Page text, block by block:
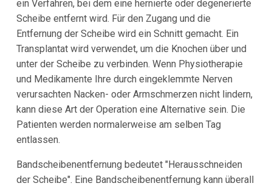
ein Verfahren, bei dem eine hernierte oder degenerierte
Scheibe entfernt wird. Für den Zugang und die
Entfernung der Scheibe wird ein Schnitt gemacht. Ein
Transplantat wird verwendet, um die Knochen über und
unter der Scheibe zu verbinden. Wenn Physiotherapie
und Medikamente Ihre durch eingeklemmte Nerven
verursachten Nacken- oder Armschmerzen nicht lindern,
kann diese Art der Operation eine Alternative sein. Die
Patienten werden normalerweise am selben Tag
entlassen.
Bandscheibenentfernung bedeutet "Herausschneiden
der Scheibe". Eine Bandscheibenentfernung kann überall